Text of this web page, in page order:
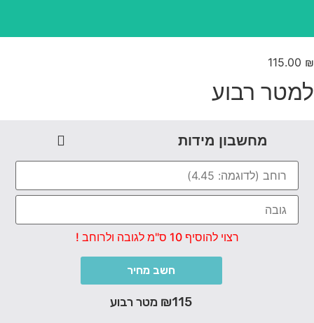
115.00
רבוע
מחשבון מידות
רצוי להוסיף 10 ס"מ לגובה ולרוחב !
חשב מחיר
₪115 מטר רבוע